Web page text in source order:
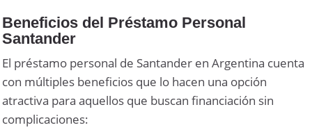
Beneficios del Préstamo Personal
Santander
El préstamo personal de Santander en Argentina cuenta
con múltiples beneficios que lo hacen una opción
atractiva para aquellos que buscan financiación sin
complicaciones: